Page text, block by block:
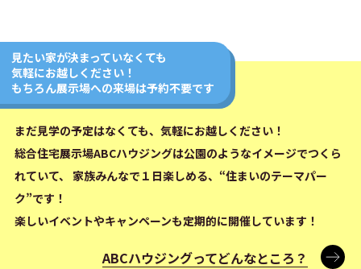
見たい家が決まっていなくても
気軽にお越しください！
もちろん展示場への来場は予約不要です
まだ見学の予定はなくても、気軽にお越しください！
総合住宅展示場ABCハウジングは公園のようなイメージでつくら
れていて、 家族みんなで１日楽しめる、“住まいのテーマパー
ク”です！
楽しいイベントやキャンペーンも定期的に開催しています！
ABCハウジングってどんなところ？